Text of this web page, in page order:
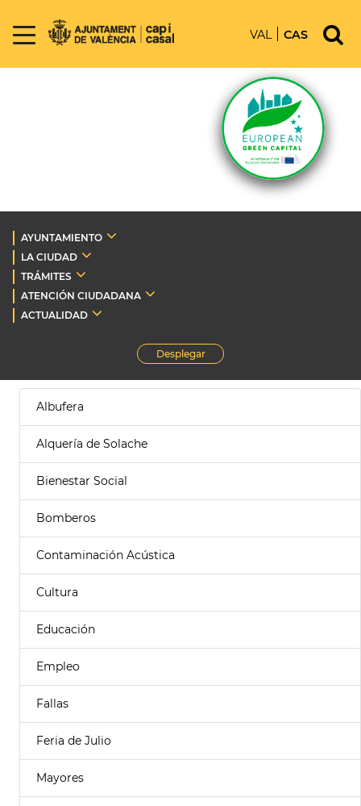
VAL CAS
AYUNTAMIENTO
LA CIUDAD
TRÁMITES
ATENCIÓN CIUDADANA
ACTUALIDAD
Desplegar
Albufera
Alquería de Solache
Bienestar Social
Bomberos
Contaminación Acústica
Cultura
Educación
Empleo
Fallas
Feria de Julio
Mayores